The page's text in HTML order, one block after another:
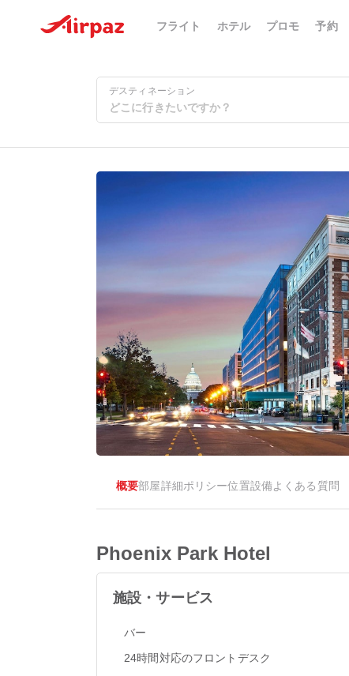
フライト ホテル プロモ 予約
デスティネーション
概要部屋詳細ポリシー位置設備よくある質問
Phoenix Park Hotel
施設・サービス
バー
24時間対応のフロントデスク